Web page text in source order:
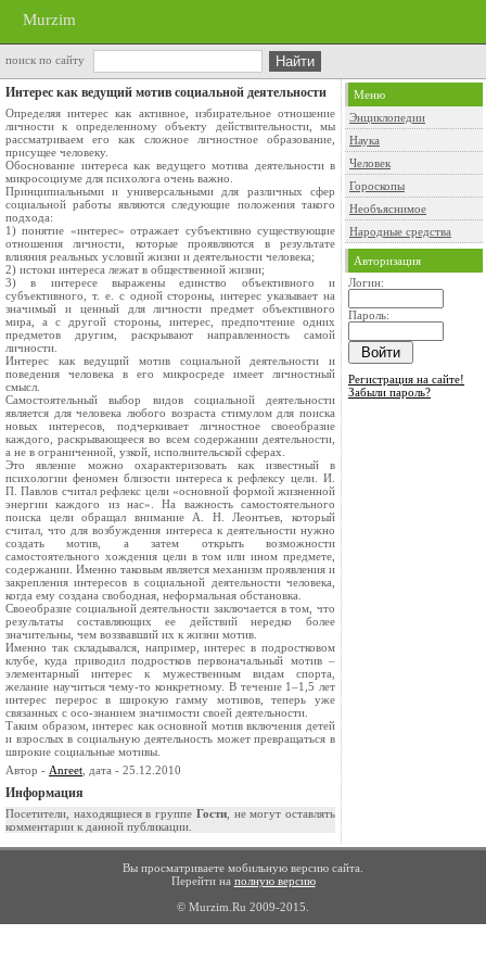
Murzim
поиск по сайту
Интерес как ведущий мотив социальной деятельности
Определяя интерес как активное, избирательное отношение
личности к определенному объекту действительности, мы
рассматриваем его как сложное личностное образование,
присущее человеку.
Обоснование интереса как ведущего мотива деятельности в
микросоциуме для психолога очень важно.
Принципиальными и универсальными для различных сфер
социальной работы являются следующие положения такого
подхода:
1) понятие «интерес» отражает субъективно существующие
отношения личности, которые проявляются в результате
влияния реальных условий жизни и деятельности человека;
2) истоки интереса лежат в общественной жизни;
3) в интересе выражены единство объективного и
субъективного, т. е. с одной стороны, интерес указывает на
значимый и ценный для личности предмет объективного
мира, а с другой стороны, интерес, предпочтение одних
предметов другим, раскрывают направленность самой
личности.
Интерес как ведущий мотив социальной деятельности и
поведения человека в его микросреде имеет личностный
смысл.
Самостоятельный выбор видов социальной деятельности
является для человека любого возраста стимулом для поиска
новых интересов, подчеркивает личностное своеобразие
каждого, раскрывающееся во всем содержании деятельности,
а не в ограниченной, узкой, исполнительской сферах.
Это явление можно охарактеризовать как известный в
психологии феномен близости интереса к рефлексу цели. И.
П. Павлов считал рефлекс цели «основной формой жизненной
энергии каждого из нас». На важность самостоятельного
поиска цели обращал внимание А. Н. Леонтьев, который
считал, что для возбуждения интереса к деятельности нужно
создать мотив, а затем открыть возможности
самостоятельного хождения цели в том или ином предмете,
содержании. Именно таковым является механизм проявления и
закрепления интересов в социальной деятельности человека,
когда ему создана свободная, неформальная обстановка.
Своеобразие социальной деятельности заключается в том, что
результаты составляющих ее действий нередко более
значительны, чем воззвавший их к жизни мотив.
Именно так складывался, например, интерес в подростковом
клубе, куда приводил подростков первоначальный мотив –
элементарный интерес к мужественным видам спорта,
желание научиться чему-то конкретному. В течение 1–1,5 лет
интерес перерос в широкую гамму мотивов, теперь уже
связанных с осо-знанием значимости своей деятельности.
Таким образом, интерес как основной мотив включения детей
и взрослых в социальную деятельность может превращаться в
широкие социальные мотивы.
Автор - Anreet , дата - 25.12.2010
Информация
Посетители, находящиеся в группе Гости, не могут оставлять
комментарии к данной публикации.
Меню
Энциклопедии
Наука
Человек
Гороскопы
Необъяснимое
Народные средства
Авторизация
Логин:
Пароль:
Регистрация на сайте!
Забыли пароль?
Вы просматриваете мобильную версию сайта.
Перейти на полную версию
© Murzim.Ru 2009-2015.